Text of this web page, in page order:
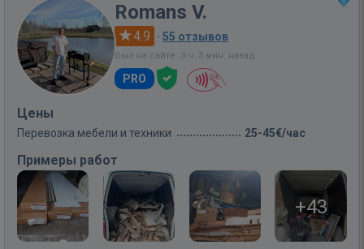
Romans V.
4.9 · 55 отзывов
Был на сайте: 3 ч. 3 мин. назад
PRO
Цены
Перевозка мебели и техники 25-45€/час
Примеры работ
+43